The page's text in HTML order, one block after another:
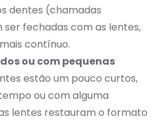
dentes (chamadas
fechadas com as lentes,
contínuo.
ou com pequenas
estão um pouco curtos,
ou com alguma
lentes restauram o formato